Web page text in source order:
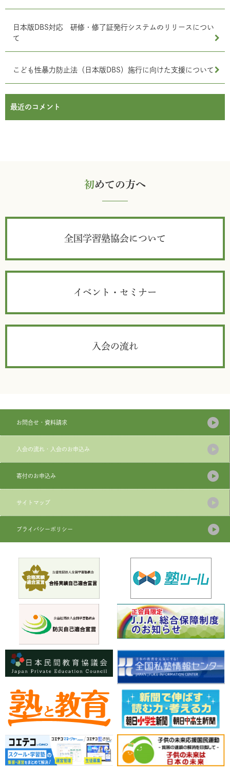
日本版DBS対応 研修・修了証発行システムのリリースについ
て
こども性暴力防止法（日本版DBS）施行に向けた支援について
最近のコメント
初めての方へ
全国学習塾協会について
イベント・セミナー
入会の流れ
お問合せ・資料請求
入会の流れ・入会のお申込み
寄付のお申込み
サイトマップ
プライバシーポリシー